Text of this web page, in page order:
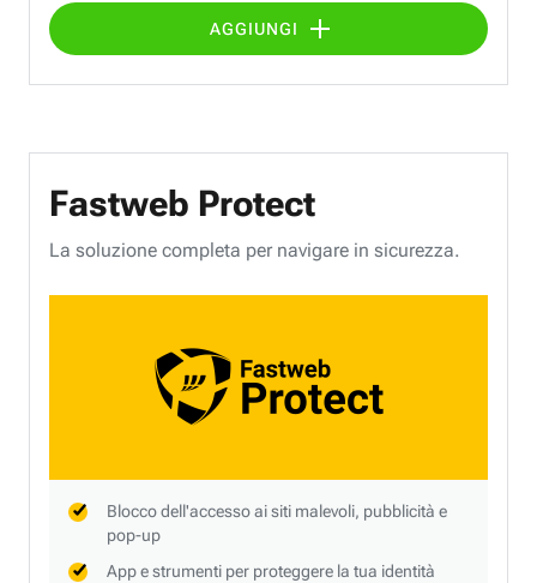
AGGIUNGI
Fastweb Protect
La soluzione completa per navigare in sicurezza.
Blocco dell'accesso ai siti malevoli, pubblicità e
pop-up
App e strumenti per proteggere la tua identità